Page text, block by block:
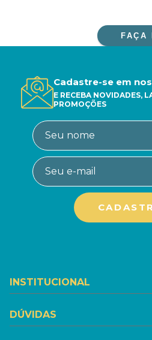
FAÇA
Cadastre-se em
E RECEBA NOVIDADES,
PROMOÇÕES
INSTITUCIONAL
DÚVIDAS